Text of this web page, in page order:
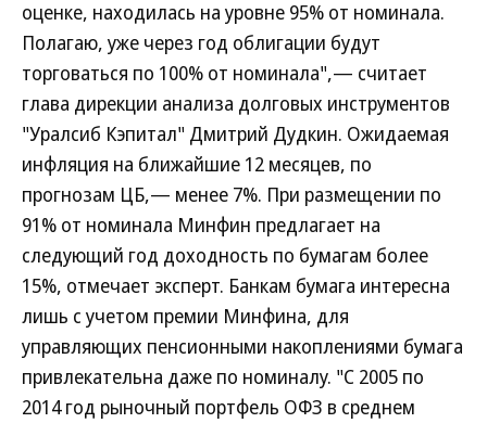
оценке, находилась на уровне 95% от номинала.
Полагаю, уже через год облигации будут
торговаться по 100% от номинала",— считает
глава дирекции анализа долговых инструментов
"Уралсиб Кэпитал" Дмитрий Дудкин. Ожидаемая
инфляция на ближайшие 12 месяцев, по
прогнозам ЦБ,— менее 7%. При размещении по
91% от номинала Минфин предлагает на
следующий год доходность по бумагам более
15%, отмечает эксперт. Банкам бумага интересна
лишь с учетом премии Минфина, для
управляющих пенсионными накоплениями бумага
привлекательна даже по номиналу. "С 2005 по
2014 год рыночный портфель ОФЗ в среднем